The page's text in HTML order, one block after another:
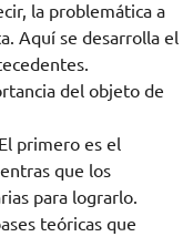
la problemática a
Aquí se desarrolla el
del objeto de
primero es el
que los
para lograrlo.
teóricas que